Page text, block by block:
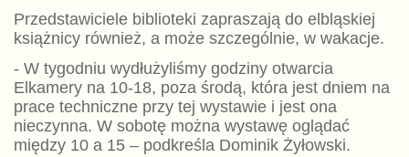
Przedstawiciele biblioteki zapraszają do elbląskiej
książnicy również, a może szczególnie, w wakacje.
- W tygodniu wydłużyliśmy godziny otwarcia
Elkamery na 10-18, poza środą, która jest dniem na
prace techniczne przy tej wystawie i jest ona
nieczynna. W sobotę można wystawę oglądać
między 10 a 15 – podkreśla Dominik Żyłowski.